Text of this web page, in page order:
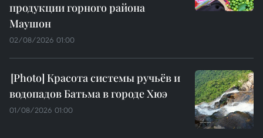
продукции горного района
Маушон
02/08/2026 01:00
Красота системы ручьёв и
водопадов Батьма в городе Хюэ
01/08/2026 01:00